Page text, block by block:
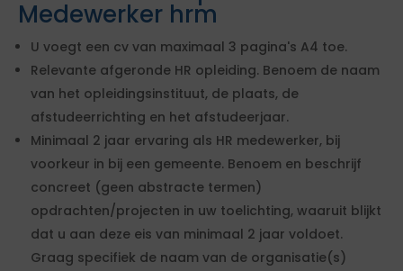
Medewerker hrm
U voegt een cv van maximaal 3 pagina's A4 toe.
Relevante afgeronde HR opleiding. Benoem de naam
van het opleidingsinstituut, de plaats, de
afstudeerrichting en het afstudeerjaar.
Minimaal 2 jaar ervaring als HR medewerker, bij
voorkeur in bij een gemeente. Benoem en beschrijf
concreet (geen abstracte termen)
opdrachten/projecten in uw toelichting, waaruit blijkt
dat u aan deze eis van minimaal 2 jaar voldoet.
Graag specifiek de naam van de organisatie(s)